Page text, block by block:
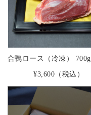
合鴨ロース（冷凍） 700g
¥3,600 （税込）